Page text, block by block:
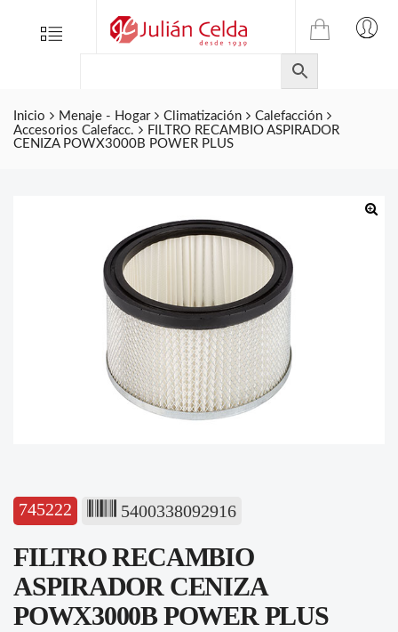
Menu
TIENDA
ONLINE
DE
JULIAN
CELDA
Inicio Menaje - Hogar Climatización
Calefacción
Accesorios Calefacc.
FILTRO RECAMBIO ASPIRADOR
CENIZA POWX3000B POWER PLUS
745222 5400338092916
FILTRO RECAMBIO
ASPIRADOR CENIZA
POWX3000B POWER PLUS
Folletos
Contacto